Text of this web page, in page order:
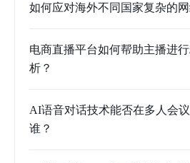
如何应对海外不同国家复杂的
电商直播平台如何帮助主播进
析？
AI语音对话技术能否在多人会
谁？